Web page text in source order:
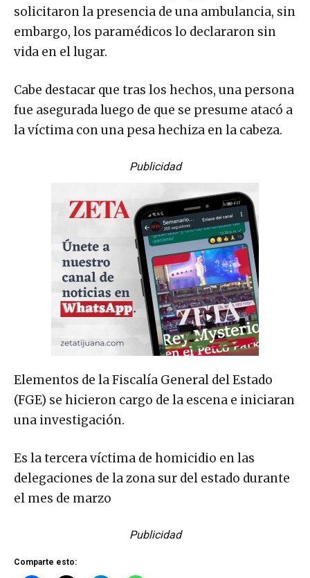
solicitaron la presencia de una ambulancia, sin
embargo, los paramédicos lo declararon sin
vida en el lugar.
Cabe destacar que tras los hechos, una persona
fue asegurada luego de que se presume atacó a
la víctima con una pesa hechiza en la cabeza.
Publicidad
Elementos de la Fiscalía General del Estado
(FGE) se hicieron cargo de la escena e iniciaran
una investigación.
Es la tercera víctima de homicidio en las
delegaciones de la zona sur del estado durante
el mes de marzo
Publicidad
Comparte esto: